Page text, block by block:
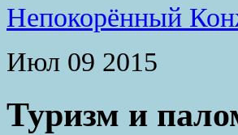
Непокорённый
Июл 09 2015
Туризм и